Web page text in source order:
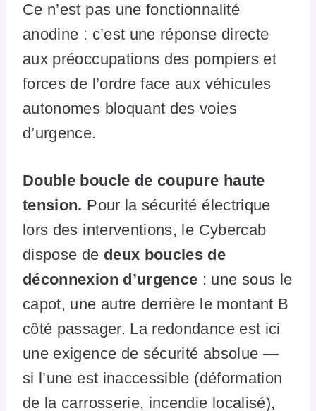
Ce n’est pas une fonctionnalité
anodine : c’est une réponse directe
aux préoccupations des pompiers et
forces de l’ordre face aux véhicules
autonomes bloquant des voies
d’urgence.
Double boucle de coupure haute
tension. Pour la sécurité électrique
lors des interventions, le Cybercab
dispose de deux boucles de
déconnexion d’urgence : une sous le
capot, une autre derrière le montant B
côté passager. La redondance est ici
une exigence de sécurité absolue —
si l’une est inaccessible (déformation
de la carrosserie, incendie localisé),